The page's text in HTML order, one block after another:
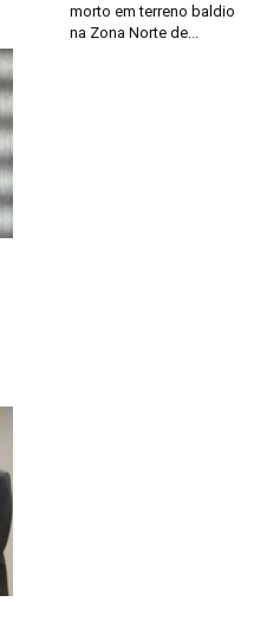
morto em terreno baldio
na Zona Norte de...